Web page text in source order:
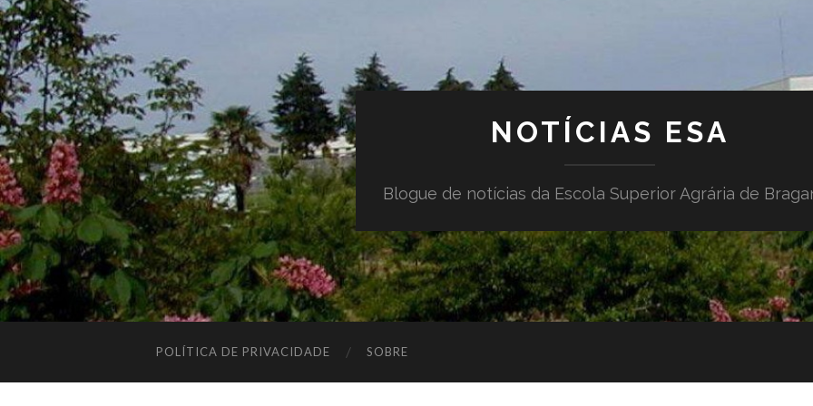
NOTÍCIAS ESA
Blogue de notícias da Escola Superior Agrária de
POLÍTICA DE PRIVACIDADE SOBRE